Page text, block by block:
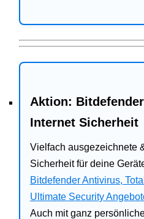
Ratgeber
Aktion:
Internet Sicherheit
Vielfach ausgezeichnete
Sicherheit für deine
Bitdefender Antivirus,
Ultimate Security
Auch mit ganz